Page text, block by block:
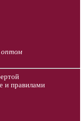
оптом
и правилами